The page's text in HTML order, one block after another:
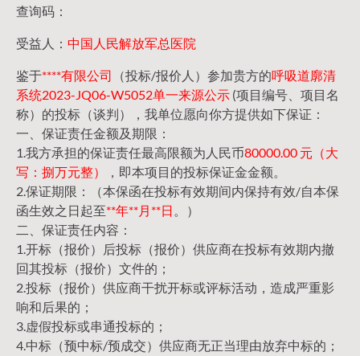
查询码：
受益人： 中国人民解放军总医院
鉴于****有限公司 （投标/报价人）参加贵方的呼吸道廓清
系统2023-JQ06-W5052单一来源公示 (项目编号、项目名
称）的投标（谈判），我单位愿向你方提供如下保证：
一、保证责任金额及期限：
1.我方承担的保证责任最高限额为人民币80000.00 元（大
写：捌万元整）
，即本项目的投标保证金金额。
2.保证期限：（本保函在投标有效期间内保持有效/自本保
函生效之日起至**年**月**日 。）
二、保证责任内容：
1.开标（报价）后投标（报价）供应商在投标有效期内撤
回其投标（报价）文件的；
2.投标（报价）供应商干扰开标或评标活动，造成严重影
响和后果的；
3.虚假投标或串通投标的；
4.中标（预中标/预成交）供应商无正当理由放弃中标的；